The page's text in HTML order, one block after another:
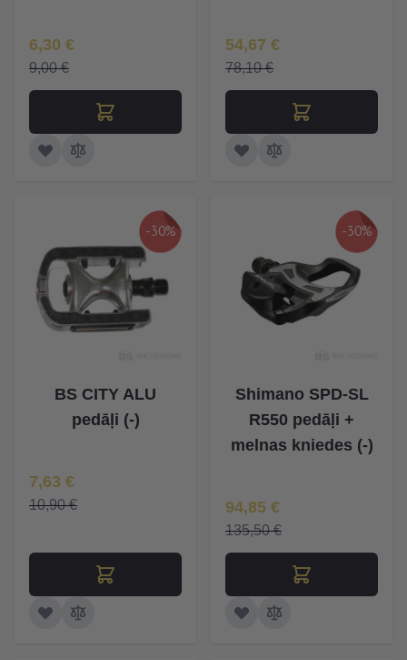
Īpaša Cena
6,30 €
9,00 €
Īpaša Cena
54,67 €
78,10 €
-30%
BS CITY ALU
pedāļi (-)
Īpaša Cena
7,63 €
10,90 €
-30%
Shimano SPD-SL
R550 pedāļi +
melnas kniedes (-)
Īpaša Cena
94,85 €
135,50 €